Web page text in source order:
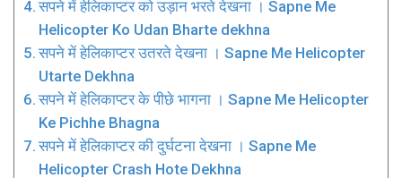
सपने में हेलिकाप्टर को उड़ान भरते देखना । Sapne Me
Helicopter Ko Udan Bharte dekhna
सपने में हेलिकाप्टर उतरते देखना । Sapne Me Helicopter
Utarte Dekhna
सपने में हेलिकाप्टर के पीछे भागना । Sapne Me Helicopter
Ke Pichhe Bhagna
सपने में हेलिकाप्टर की दुर्घटना देखना । Sapne Me
Helicopter Crash Hote Dekhna